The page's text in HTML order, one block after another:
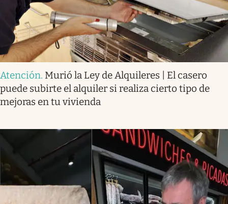
Atención. Murió la Ley de Alquileres | El casero
puede subirte el alquiler si realiza cierto tipo de
mejoras en tu vivienda